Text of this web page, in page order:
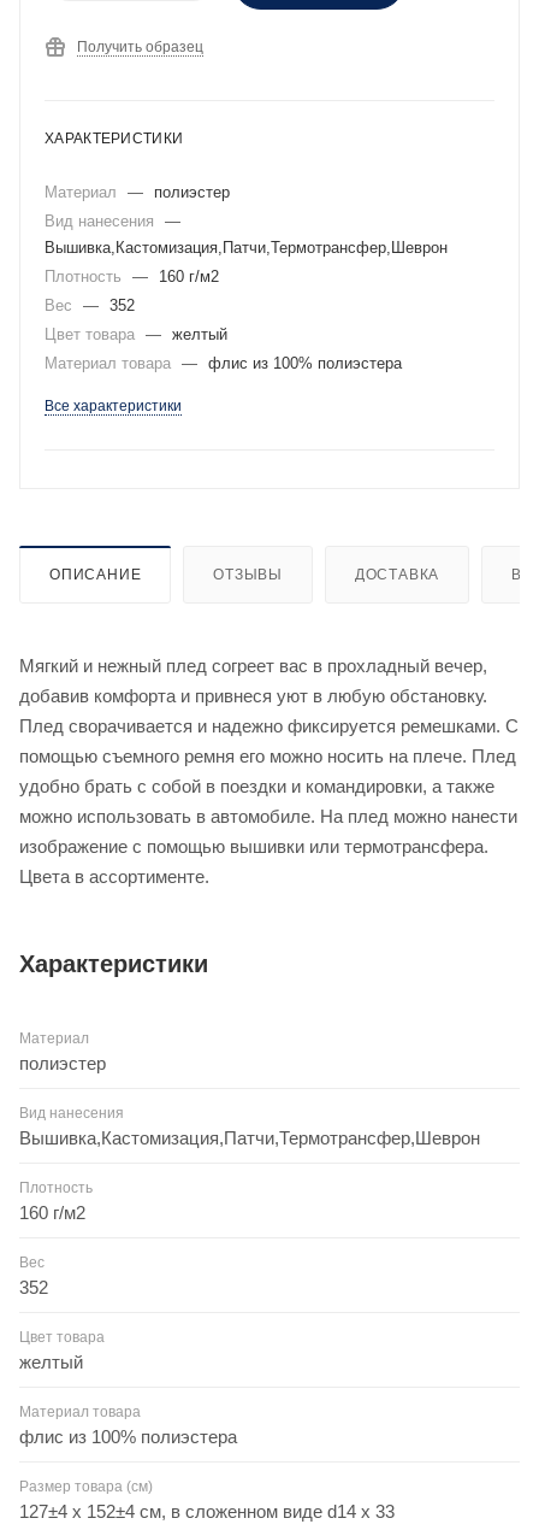
Получить образец
ХАРАКТЕРИСТИКИ
Материал —
полиэстер
Вид нанесения
—
Вышивка,Кастомизация,Патчи,Термотрансфер,Шеврон
Плотность
—
160 г/м2
Вес
— 352
Цвет товара — желтый
Материал товара — флис из 100% полиэстера
Все характеристики
ОПИСАНИЕ ОТЗЫВЫ ДОСТАВКА
Мягкий и нежный плед согреет вас в прохладный вечер,
добавив комфорта и привнеся уют в любую обстановку.
Плед сворачивается и надежно фиксируется ремешками. С
помощью съемного ремня его можно носить на плече. Плед
удобно брать с собой в поездки и командировки, а также
можно использовать в автомобиле. На плед можно нанести
изображение с помощью вышивки или термотрансфера.
Цвета в ассортименте.
Характеристики
Материал
полиэстер
Вид нанесения
Вышивка,Кастомизация,Патчи,Термотрансфер,Шеврон
Плотность
160 г/м2
Вес
352
Цвет товара
желтый
Материал товара
флис из 100% полиэстера
Размер товара (см)
127±4 х 152±4 см, в сложенном виде d14 х 33